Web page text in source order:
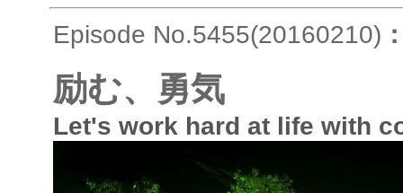
Episode No.5455(20160210)
励む、勇気
Let's work hard at life with